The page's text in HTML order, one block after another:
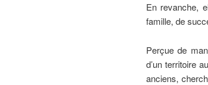
En revanche,
famille, de
Perçue de
d’un territoire
anciens,